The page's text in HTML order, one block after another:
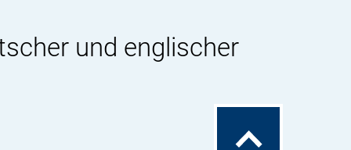
und englischer
Zum